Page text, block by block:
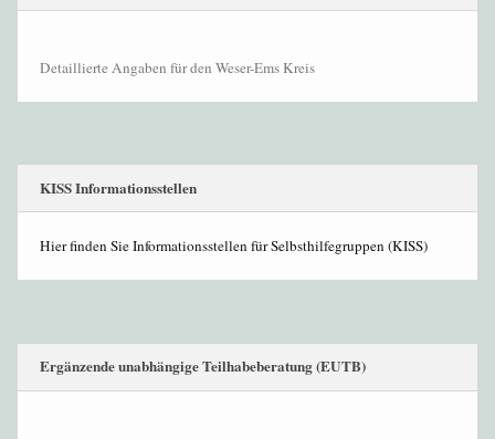
Detaillierte Angaben für den Weser-Ems Kreis
KISS Informationsstellen
Hier finden Sie Informationsstellen für Selbsthilfegruppen (KISS)
Ergänzende unabhängige Teilhabeberatung (EUTB)